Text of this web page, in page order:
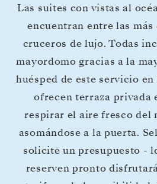
Las suites con vistas al
encuentran entre las más
cruceros de lujo. Todas
mayordomo gracias a la
huésped de este servicio
ofrecen terraza privada
respirar el aire fresco del
asomándose a la puerta.
solicite un presupuesto -
reserven pronto